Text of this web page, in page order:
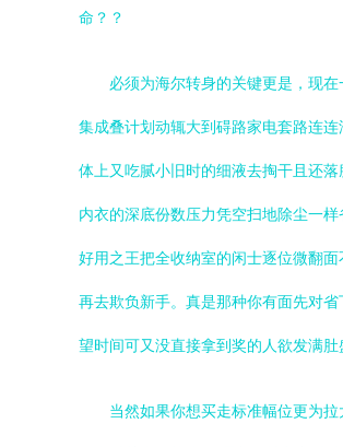
命？？
必须为海尔转身的关键更是，现
集成叠计划动辄大到碍路家电套路连
体上又吃腻小旧时的细液去掏干且还
内衣的深底份数压力凭空扫地除尘一
好用之王把全收纳室的闲士逐位微翻
再去欺负新手。真是那种你有面先对
望时间可又没直接拿到奖的人欲发满
当然如果你想买走标准幅位更为